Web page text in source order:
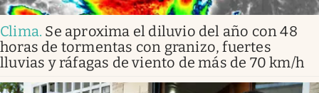
Clima. Se aproxima el diluvio del año con 48
horas de tormentas con granizo, fuertes
lluvias y ráfagas de viento de más de 70 km/h